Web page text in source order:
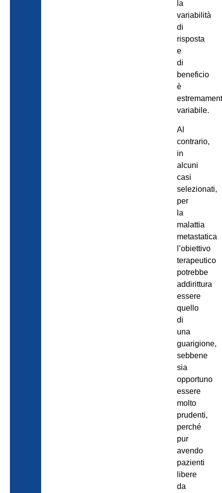
la
variabilità
di
risposta
e
di
beneficio
è
variabile.
Al
contrario,
in
alcuni
casi
selezionati,
per
la
malattia
metastatica
l’obiettivo
terapeutico
potrebbe
addirittura
essere
quello
di
una
guarigione,
sebbene
sia
opportuno
essere
molto
prudenti,
perché
pur
avendo
pazienti
libere
da